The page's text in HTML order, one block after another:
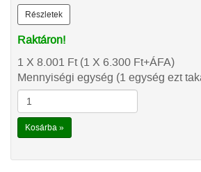
Részletek
Raktáron!
1 X 8.001 Ft(1 X 6.300 Ft+ÁFA)
Mennyiségi egység (1 egység ezt
Kosárba »